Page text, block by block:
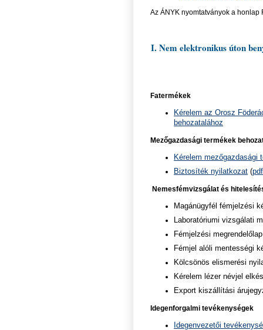
Az ÁNYK nyomtatványok a
I. Nem elektronikus úton
Fatermékek
Kérelem az Orosz
behozatalához
Mezőgazdasági termékek
Kérelem mezőgazdasági
Biztosíték nyilatkozat (
Nemesfémvizsgálat és
Magánügyfél fémjelzési
Laboratóriumi vizsgálati
Fémjelzési
Fémjel alóli mentességi
Kölcsönös elismerési
Kérelem lézer névjel
Export kiszállítási
Idegenforgalmi tevékenységek
Idegenvezetői